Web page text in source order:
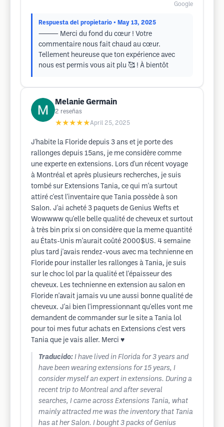
Google
Respuesta del propietario • May 13, 2025
⸻ Merci du fond du cœur ! Votre
commentaire nous fait chaud au cœur.
Tellement heureuse que ton expérience avec
nous est permis vous ait plu 🥰 ! À bientôt
Melanie Germain
2 reseñas
★★★★★April 25, 2025
J'habite la Floride depuis 3 ans et je porte des
rallonges depuis 15ans, je me considère comme
une experte en extensions. Lors d'un récent voyage
à Montréal et après plusieurs recherches, je suis
tombé sur Extensions Tania, ce qui m'a surtout
attiré c'est l'inventaire que Tania possède à son
Salon. J'ai acheté 3 paquets de Genius Wefts et
Wowwww qu'elle belle qualité de cheveux et surtout
à très bin prix si on considère que la meme quantité
au États-Unis m'aurait coûté 2000$US. 4 semaine
plus tard j'avais rendez-vous avec ma technienne en
Floride pour installer les rallonges à Tania, je suis
sur le choc lol par la qualité et l'épaisseur des
cheveux. Les technienne en extension au salon en
Floride n'avait jamais vu une aussi bonne qualité de
cheveux. J'ai bien l'impressionnant qu'elles vont me
demandent de commander sur le site a Tania lol
pour toi mes futur achats en Extensions c'est vers
Tania que je vais aller. Merci ♥️
Traducido: I have lived in Florida for 3 years and
have been wearing extensions for 15 years, I
consider myself an expert in extensions. During a
recent trip to Montreal and after several
searches, I came across Extensions Tania, what
mainly attracted me was the inventory that Tania
has at her Salon. I bought 3 packs of Genius